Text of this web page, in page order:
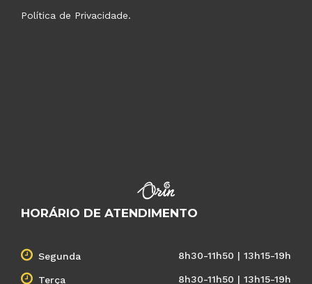
Política de Privacidade.
HORÁRIO DE ATENDIMENTO
Segunda 8h30-11h50 | 13h15-19h
Terça 8h30-11h50 | 13h15-19h